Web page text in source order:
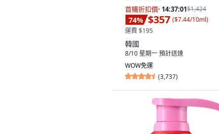
首購折扣價· 14:37:00$1,424
74% $357 ($7.44/10ml)
運費 $195
韓國
8/10 星期一預計送達
WOW免運
(3,737)